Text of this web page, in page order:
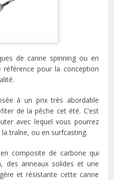
de canne spinning ou en
référence pour la conception
à un prix très abordable
de la pêche cet été. C’est
avec lequel vous pourrez
traîne, ou en surfcasting.
composite de carbone qui
des anneaux solides et une
et résistante cette canne